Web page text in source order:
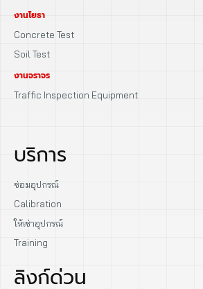
งานโยธา
Concrete Test
Soil Test
งานจราจร
Traffic Inspection Equipment
บริการ
ซ่อมอุปกรณ์
Calibration
ให้เช่าอุปกรณ์
Training
ลิงก์ด่วน